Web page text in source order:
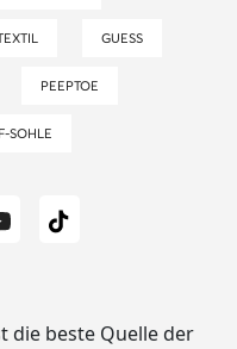
GUESS
PEEPTOE
SOHLE
die beste Quelle der